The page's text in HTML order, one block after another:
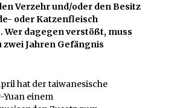
Verzehr und/oder den Besitz
oder Katzenfleisch
Wer dagegen verstößt, muss
zwei Jahren Gefängnis
hat der taiwanesische
Yuan einem